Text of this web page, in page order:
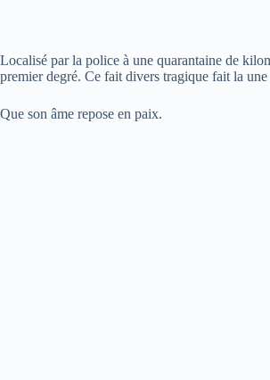
Localisé par la police à une quarantaine de
premier degré. Ce fait divers tragique fait la
Que son âme repose en paix.